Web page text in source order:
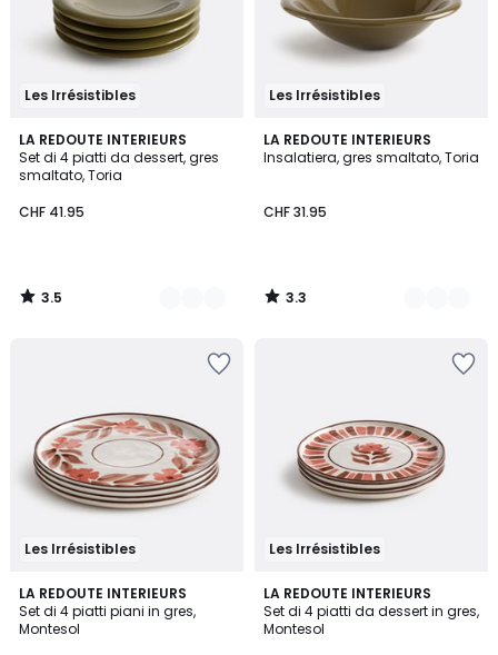
Les Irrésistibles
LA REDOUTE INTERIEURS
Set di 4 piatti da dessert, gres
smaltato, Toria
CHF 41.95
3.5
/ 5
2
Colori
3.5
/
Les Irrésistibles
LA REDOUTE INTERIEURS
Insalatiera, gres smaltato, Toria
CHF 31.95
3.3
/ 5
2
Colori
3.3
/
Les Irrésistibles
LA REDOUTE INTERIEURS
Set di 4 piatti piani in gres,
Montesol
5
/
5
Les Irrésistibles
LA REDOUTE INTERIEURS
Set di 4 piatti da dessert in gres,
Montesol
5
/
5